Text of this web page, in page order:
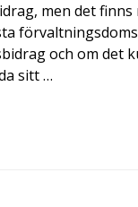
men det
och om det
sitt …